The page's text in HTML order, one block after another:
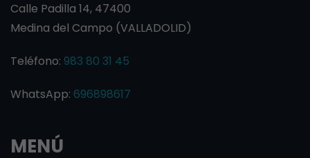
Calle Padilla 14, 47400
Medina del Campo (VALLADOLID)
Teléfono: 983 80 31 45
WhatsApp: 696898617
MENÚ